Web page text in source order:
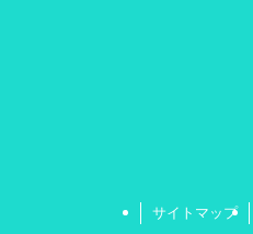
サイトマップ